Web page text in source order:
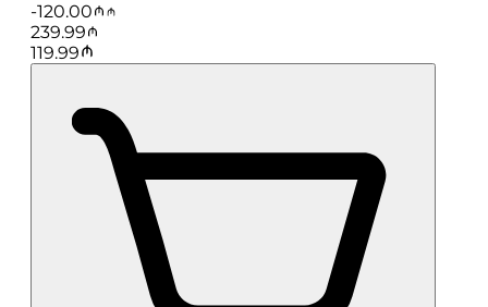
-120.00
239.99
119.99